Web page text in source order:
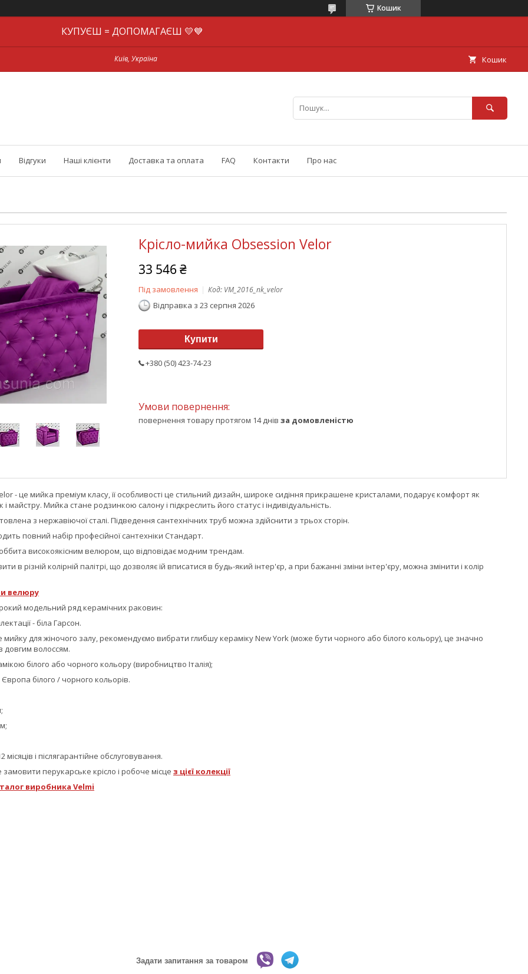
Кошик
КУПУЄШ = ДОПОМАГАЄШ 💛💙
Київ, Україна Кошик
Відгуки Наші клієнти Доставка та оплата FAQ Контакти Про нас
Крісло-мийка Obsession Velor
33 546 ₴
Під замовлення Код: VM_2016_nk_velor
Відправка з 23 серпня 2026
Купити
+380 (50) 423-74-23
повернення товару протягом 14 днів за домовленістю
- це мийка преміум класу, її особливості це стильний дизайн, широке сидіння прикрашене кристалами, подарує комфорт як
майстру. Мийка стане родзинкою салону і підкреслить його статус і індивідуальність.
з нержавіючої сталі. Підведення сантехнічних труб можна здійснити з трьох сторін.
повний набір професійної сантехніки Стандарт.
високоякісним велюром, що відповідає модним трендам.
в різній колірній палітрі, що дозволяє їй вписатися в будь-який інтер'єр, а при бажанні зміни інтер'єру, можна змінити і колір
велюру
модельний ряд керамічних раковин:
- біла Гарсон.
для жіночого залу, рекомендуємо вибрати глибшу кераміку New York (може бути чорного або білого кольору), це значно
довгим волоссям.
білого або чорного кольору (виробництво Італія);
білого / чорного кольорів.
місяців і післягарантійне обслуговування.
перукарське крісло і робоче місце з цієї колекції
виробника Velmi
Задати запитання за товаром